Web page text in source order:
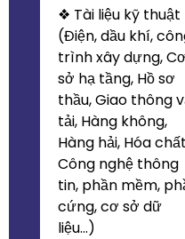
❖ Tài liệu kỹ thuật
(Điện, dầu khí,
trình xây dựng, Cơ
sở hạ tầng, Hồ sơ
thầu, Giao thông
tải, Hàng không,
Hàng hải, Hóa
Công nghệ thông
tin, phần mềm,
cứng, cơ sở dữ
liệu...)